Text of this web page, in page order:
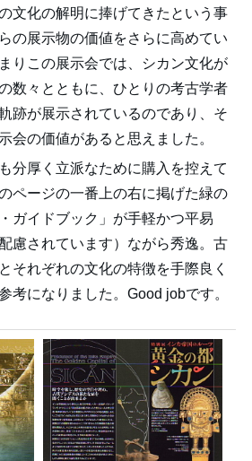
文化の解明に捧げてきたという事
の展示物の価値をさらに高めてい
りこの展示会では、シカン文化が
数々とともに、ひとりの考古学者
跡が展示されているのであり、そ
会の価値があると思えました。
分厚く立派なために購入を控えて
ページの一番上の右に掲げた緑の
ガイドブック」が手軽かつ平易
慮されています）ながら秀逸。古
それぞれの文化の特徴を手際良く
考になりました。Good jobです。